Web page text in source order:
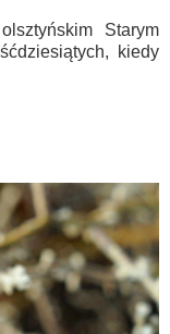
Starym
kiedy